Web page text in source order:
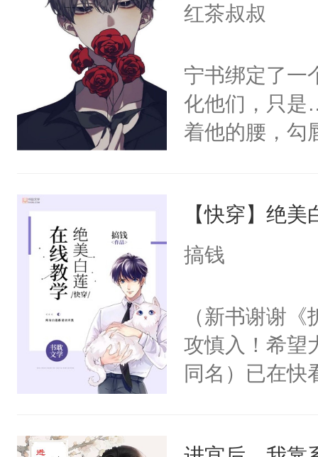
红茶叔叔
宁书绑定了一
化他们，只是
着他的腰，勾
来，给老公
用力——为你
【快穿】绝
搞钱
（新书谢谢
攻慎入！希望
同名）已在快